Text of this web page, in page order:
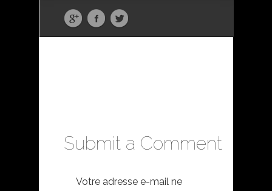
Submit a Comment
Votre adresse e-mail ne